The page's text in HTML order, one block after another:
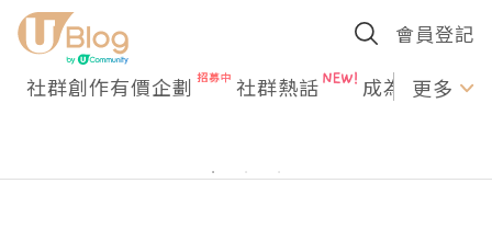
會員登記
社群創作有價企劃 社群熱話 成為U更多